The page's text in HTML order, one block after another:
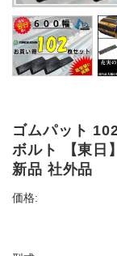
ゴムパット
ボルト 【東日
新品 社外品
価格: